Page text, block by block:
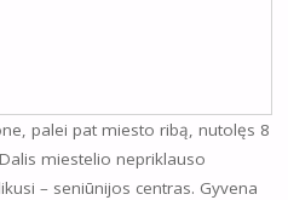
palei pat miesto ribą, nutolęs 8
miestelio nepriklauso
– seniūnijos centras. Gyvena